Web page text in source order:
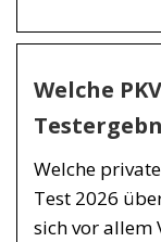
Welche
Welche
Test 2026
sich vor allem